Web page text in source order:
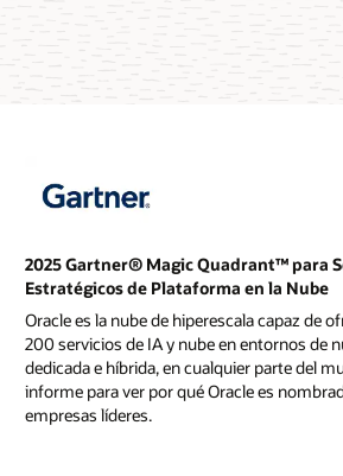
2025 Gartner® Magic Quadrant™ para
Estratégicos de Plataforma en la Nube
Oracle es la nube de hiperescala capaz de
200 servicios de IA y nube en entornos de
dedicada e híbrida, en cualquier parte del
informe para ver por qué Oracle es
empresas líderes.